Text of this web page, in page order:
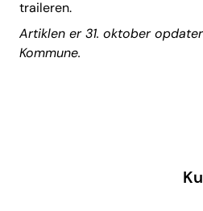
traileren.
Artiklen er 31. oktober
Kommune.